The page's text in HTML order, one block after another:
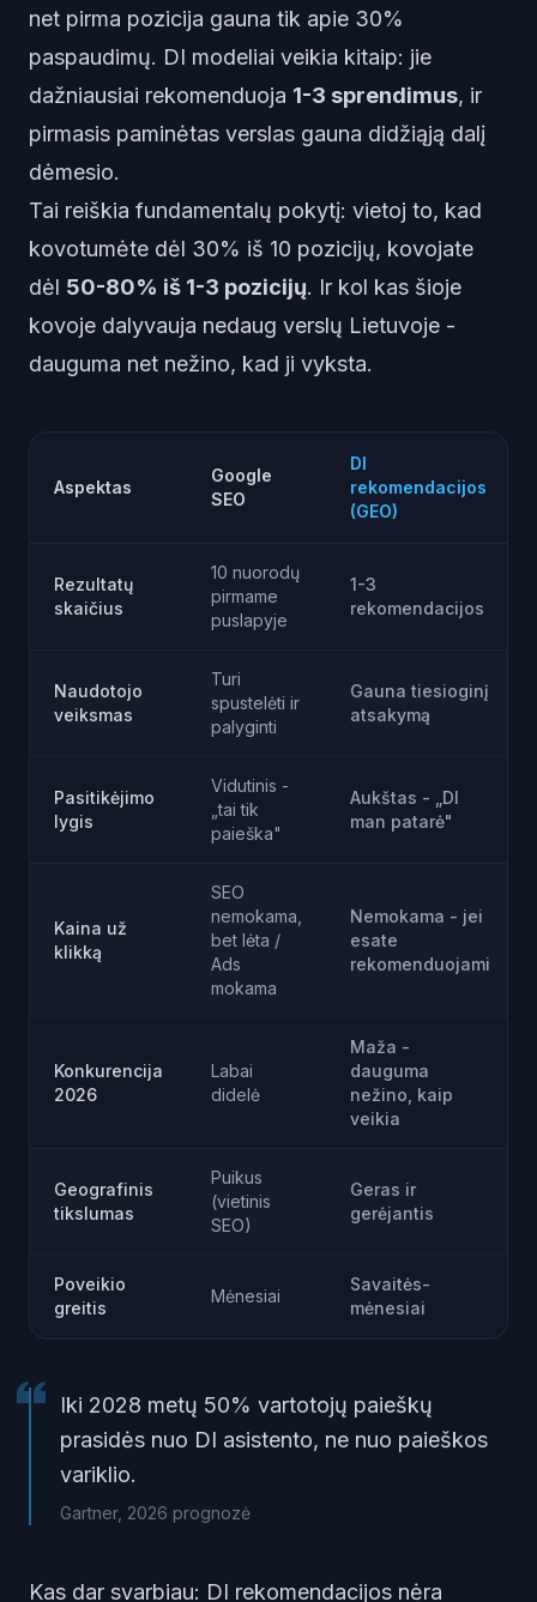
net pirma pozicija gauna tik apie 30%
paspaudimų. DI modeliai veikia kitaip: jie
dažniausiai rekomenduoja 1-3 sprendimus, ir
pirmasis paminėtas verslas gauna didžiąją dalį
dėmesio.
Tai reiškia fundamentalų pokytį: vietoj to, kad
kovotumėte dėl 30% iš 10 pozicijų, kovojate
dėl 50-80% iš 1-3 pozicijų. Ir kol kas šioje
kovoje dalyvauja nedaug verslų Lietuvoje -
dauguma net nežino, kad ji vyksta.
Aspektas
Google
SEO
DI
rekomendacijos
(GEO)
Rezultatų
skaičius
10 nuorodų
pirmame
puslapyje
1-3
rekomendacijos
Naudotojo
veiksmas
Turi
spustelėti ir
palyginti
Gauna tiesioginį
atsakymą
Pasitikėjimo
lygis
Vidutinis -
„tai tik
paieška"
Aukštas - „DI
man patarė"
Kaina už
klikką
SEO
nemokama,
bet lėta /
Ads
mokama
Nemokama - jei
esate
rekomenduojami
Konkurencija
2026
Labai
didelė
Maža -
dauguma
nežino, kaip
veikia
Geografinis
tikslumas
Puikus
(vietinis
SEO)
Geras ir
gerėjantis
Poveikio
greitis
Mėnesiai
Savaitės-
mėnesiai
Iki 2028 metų 50% vartotojų paieškų
prasidės nuo DI asistento, ne nuo paieškos
variklio.
Gartner, 2026 prognozė
Kas dar svarbiau: DI rekomendacijos nėra